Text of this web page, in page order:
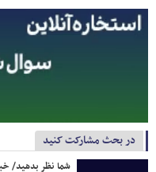
در بحث مشارکت کنید
شما نظر بدهید/